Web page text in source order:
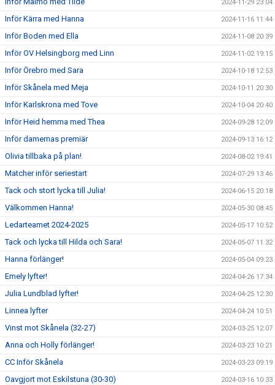
2024-11-29 23:04
Inför Kärra med Hanna 2024-11-16 11:44
Inför Boden med Ella 2024-11-08 20:39
Inför OV Helsingborg med Linn 2024-11-02 19:15
Inför Örebro med Sara 2024-10-18 12:53
Inför Skånela med Meja 2024-10-11 20:30
Inför Karlskrona med Tove 2024-10-04 20:40
Inför Heid hemma med Thea 2024-09-28 12:09
Inför damernas premiär 2024-09-13 16:12
Olivia tillbaka på plan! 2024-08-02 19:41
Matcher inför seriestart 2024-07-29 13:46
Tack och stort lycka till Julia! 2024-06-15 20:18
Välkommen Hanna! 2024-05-30 08:45
Ledarteamet 2024-2025 2024-05-17 10:52
Tack och lycka till Hilda och Sara! 2024-05-07 11:32
Hanna förlänger! 2024-05-04 09:23
Emely lyfter! 2024-04-26 17:34
Julia Lundblad lyfter! 2024-04-25 12:30
Linnea lyfter 2024-04-24 10:51
Vinst mot Skånela (32-27) 2024-03-25 12:07
Anna och Holly förlänger! 2024-03-23 10:21
CC Inför Skånela 2024-03-23 09:19
Oavgjort mot Eskilstuna (30-30) 2024-03-16 10:33